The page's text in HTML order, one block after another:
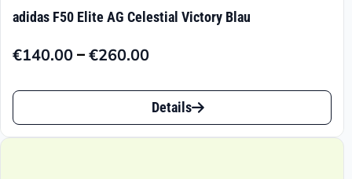
adidas F50 Elite AG Celestial Victory Blau
€140.00–€260.00
Preisspanne:
€140.00
€260.00
Dieses
Produkt
Details